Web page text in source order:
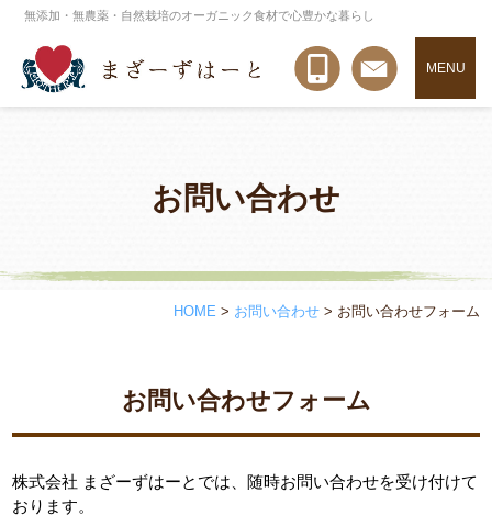
無添加・無農薬・自然栽培のオーガニック食材で心豊かな暮らし
MENU
お問い合わせ
HOME > お問い合わせ> お問い合わせフォーム
お問い合わせフォーム
株式会社 まざーずはーとでは、随時お問い合わせを受け付けて
おります。